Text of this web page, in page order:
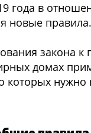
года в
новые
закона
домах
которых